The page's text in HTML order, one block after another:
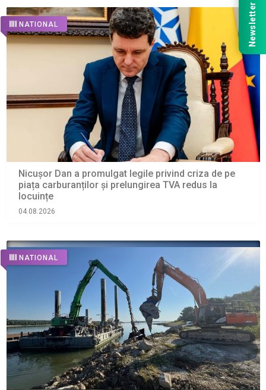
NATIONAL
Nicușor Dan a promulgat legile privind criza de pe
piața carburanților și prelungirea TVA redus la
locuințe
04.08.2026
NATIONAL
Newsletter